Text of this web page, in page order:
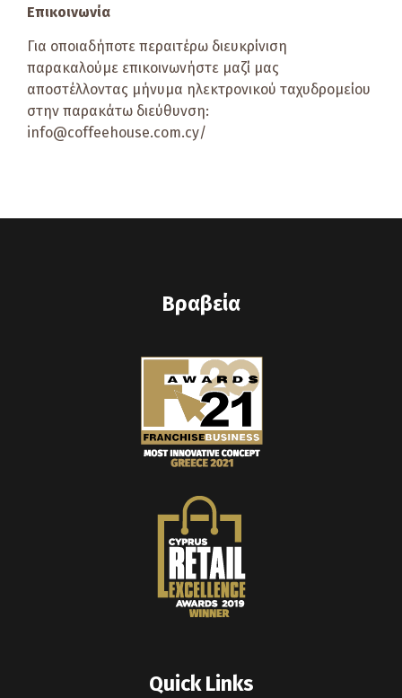
Επικοινωνία
Για οποιαδήποτε περαιτέρω διευκρίνιση
παρακαλούμε επικοινωνήστε μαζί μας
αποστέλλοντας μήνυμα ηλεκτρονικού ταχυδρομείου
στην παρακάτω διεύθυνση:
info@coffeehouse.com.cy/
Βραβεία
Quick Links